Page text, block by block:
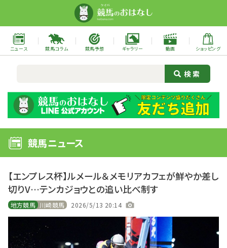
ニュース 競馬コラム 競馬予想 ギャラリー 動画 ショッピング
競馬ニュース
【エンプレス杯】ルメール＆メモリアカフェが鮮やか差し
切りV…テンカジョウとの追い比べ制す
地方競馬 川崎競馬 2026/5/13 20:14